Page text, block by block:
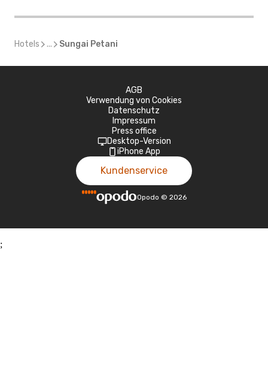
Hotels ... Sungai Petani
AGB
Verwendung von Cookies
Datenschutz
Impressum
Press office
Desktop-Version
iPhone App
Kundenservice
Opodo © 2026
;